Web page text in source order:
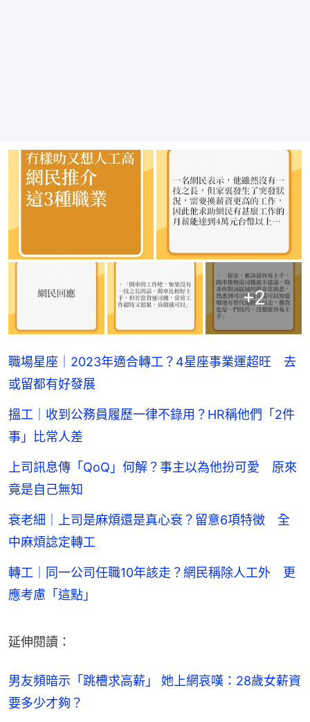
+2
職場星座｜2023年適合轉工？4星座事業運超旺 去
或留都有好發展
搵工｜收到公務員履歷一律不錄用？HR稱他們「2件
事」比常人差
上司訊息傳「QoQ」何解？事主以為他扮可愛 原來
竟是自己無知
衰老細｜上司是麻煩還是真心衰？留意6項特徵 全
中麻煩諗定轉工
轉工｜同一公司任職10年該走？網民稱除人工外 更
應考慮「這點」
延伸閱讀：
男友頻暗示「跳槽求高薪」 她上網哀嘆：28歲女薪資
要多少才夠？